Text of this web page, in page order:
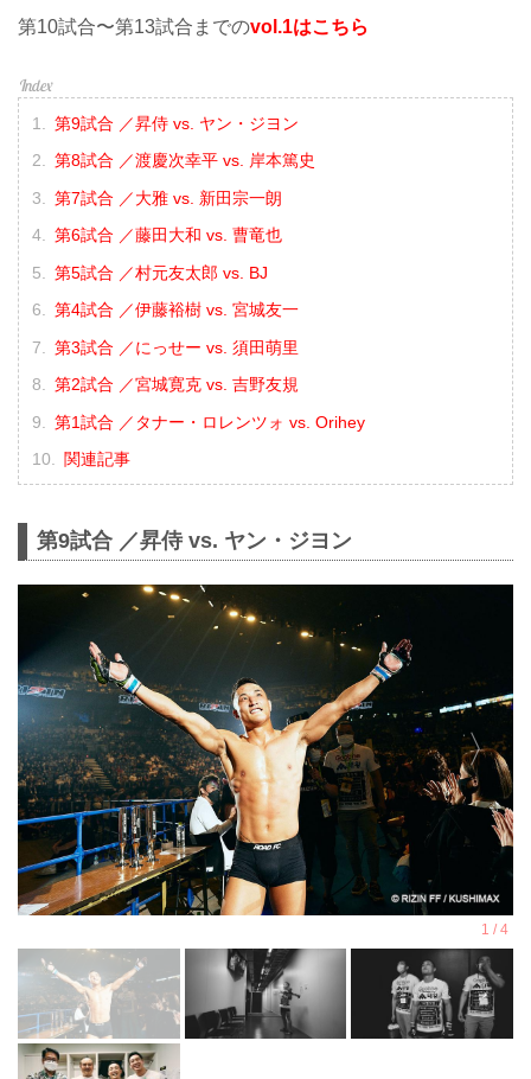
第10試合〜第13試合までのvol.1はこちら
第9試合 ／昇侍 vs. ヤン・ジヨン
第8試合 ／渡慶次幸平 vs. 岸本篤史
第7試合 ／大雅 vs. 新田宗一朗
第6試合 ／藤田大和 vs. 曹竜也
第5試合 ／村元友太郎 vs. BJ
第4試合 ／伊藤裕樹 vs. 宮城友一
第3試合 ／にっせー vs. 須田萌里
第2試合 ／宮城寛克 vs. 吉野友規
第1試合 ／タナー・ロレンツォ vs. Orihey
関連記事
第9試合 ／昇侍 vs. ヤン・ジヨン